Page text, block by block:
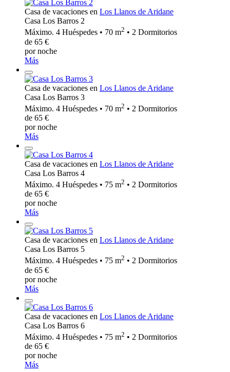
Casa de vacaciones en Los Llanos de Aridane
Casa Los Barros 2
Máximo. 4 Huéspedes • 70 m2 • 2 Dormitorios
de 65 €
por noche
Más
Casa de vacaciones en Los Llanos de Aridane
Casa Los Barros 3
Máximo. 4 Huéspedes • 70 m2 • 2 Dormitorios
de 65 €
por noche
Más
Casa de vacaciones en Los Llanos de Aridane
Casa Los Barros 4
Máximo. 4 Huéspedes • 75 m2 • 2 Dormitorios
de 65 €
por noche
Más
Casa de vacaciones en Los Llanos de Aridane
Casa Los Barros 5
Máximo. 4 Huéspedes • 75 m2 • 2 Dormitorios
de 65 €
por noche
Más
Casa de vacaciones en Los Llanos de Aridane
Casa Los Barros 6
Máximo. 4 Huéspedes • 75 m2 • 2 Dormitorios
de 65 €
por noche
Más